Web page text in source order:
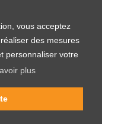
vous acceptez
des mesures
personnaliser votre
plus